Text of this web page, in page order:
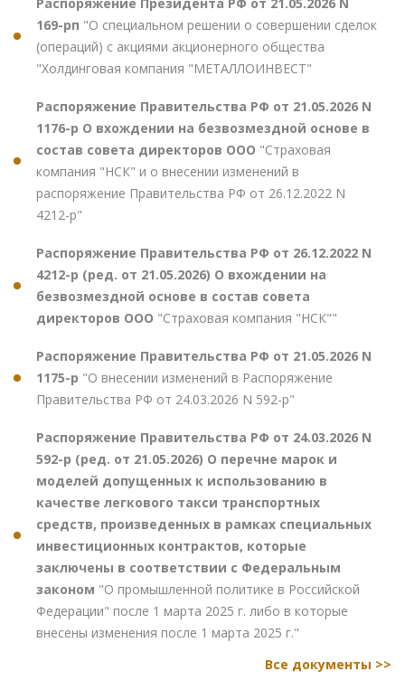
169-рп "О специальном решении о совершении сделок
(операций) с акциями акционерного общества
"Холдинговая компания "МЕТАЛЛОИНВЕСТ"
Распоряжение Правительства РФ от 21.05.2026 N
1176-р О вхождении на безвозмездной основе в
состав совета директоров ООО "Страховая
компания "НСК" и о внесении изменений в
распоряжение Правительства РФ от 26.12.2022 N
4212-р"
Распоряжение Правительства РФ от 26.12.2022 N
4212-р (ред. от 21.05.2026) О вхождении на
безвозмездной основе в состав совета
директоров ООО "Страховая компания "НСК""
Распоряжение Правительства РФ от 21.05.2026 N
1175-р "О внесении изменений в Распоряжение
Правительства РФ от 24.03.2026 N 592-р"
Распоряжение Правительства РФ от 24.03.2026 N
592-р (ред. от 21.05.2026) О перечне марок и
моделей допущенных к использованию в
качестве легкового такси транспортных
средств, произведенных в рамках специальных
инвестиционных контрактов, которые
заключены в соответствии с Федеральным
законом "О промышленной политике в Российской
Федерации" после 1 марта 2025 г. либо в которые
внесены изменения после 1 марта 2025 г."
Все документы >>